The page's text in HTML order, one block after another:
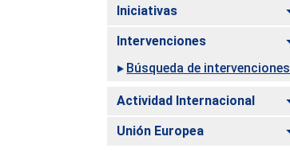
Iniciativas
Intervenciones
Búsqueda de intervenciones
Actividad Internacional
Unión Europea